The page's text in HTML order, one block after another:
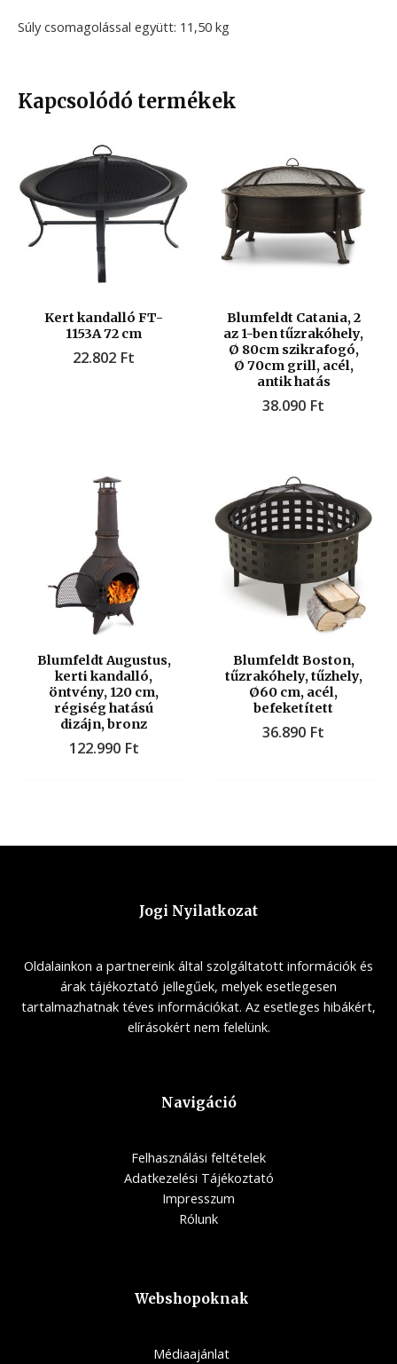
Súly csomagolással együtt: 11,50 kg
Kapcsolódó termékek
Kert kandalló FT-
1153A 72 cm
22.802 Ft
Blumfeldt Catania, 2
az 1-ben tűzrakóhely,
Ø 80cm szikrafogó,
Ø 70cm grill, acél,
antik hatás
38.090 Ft
Blumfeldt Augustus,
kerti kandalló,
öntvény, 120 cm,
régiség hatású
dizájn, bronz
122.990 Ft
Blumfeldt Boston,
tűzrakóhely, tűzhely,
Ø60 cm, acél,
befeketített
36.890 Ft
Jogi Nyilatkozat
Oldalainkon a partnereink által szolgáltatott információk és
árak tájékoztató jellegűek, melyek esetlegesen
tartalmazhatnak téves információkat. Az esetleges hibákért,
elírásokért nem felelünk.
Navigáció
Felhasználási feltételek
Adatkezelési Tájékoztató
Impresszum
Rólunk
Webshopoknak
Médiaajánlat